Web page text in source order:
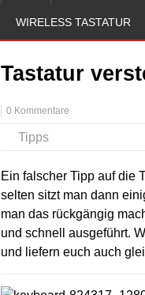
WIRELESS TASTATUR
Tastatur
0 Kommentare
Tipps
Ein falscher Tipp auf die
selten sitzt man dann
man das rückgängig
und schnell ausgeführt.
und liefern euch auch